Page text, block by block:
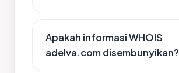
Apakah informasi WHOIS
adelva.com disembunyikan?